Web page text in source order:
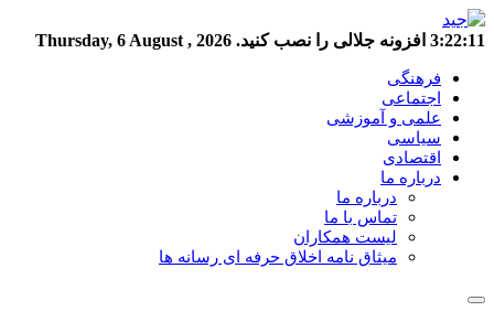
3:22:11 افزونه جلالی را نصب کنید. Thursday, 6 August , 2026
فرهنگی
اجتماعی
علمی و آموزشی
سیاسی
اقتصادی
درباره ما
درباره ما
تماس با ما
لیست همکاران
میثاق نامه اخلاق حرفه ای رسانه ها